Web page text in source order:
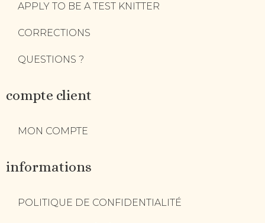
APPLY TO BE A TEST KNITTER
CORRECTIONS
QUESTIONS ?
compte client
MON COMPTE
informations
POLITIQUE DE CONFIDENTIALITÉ